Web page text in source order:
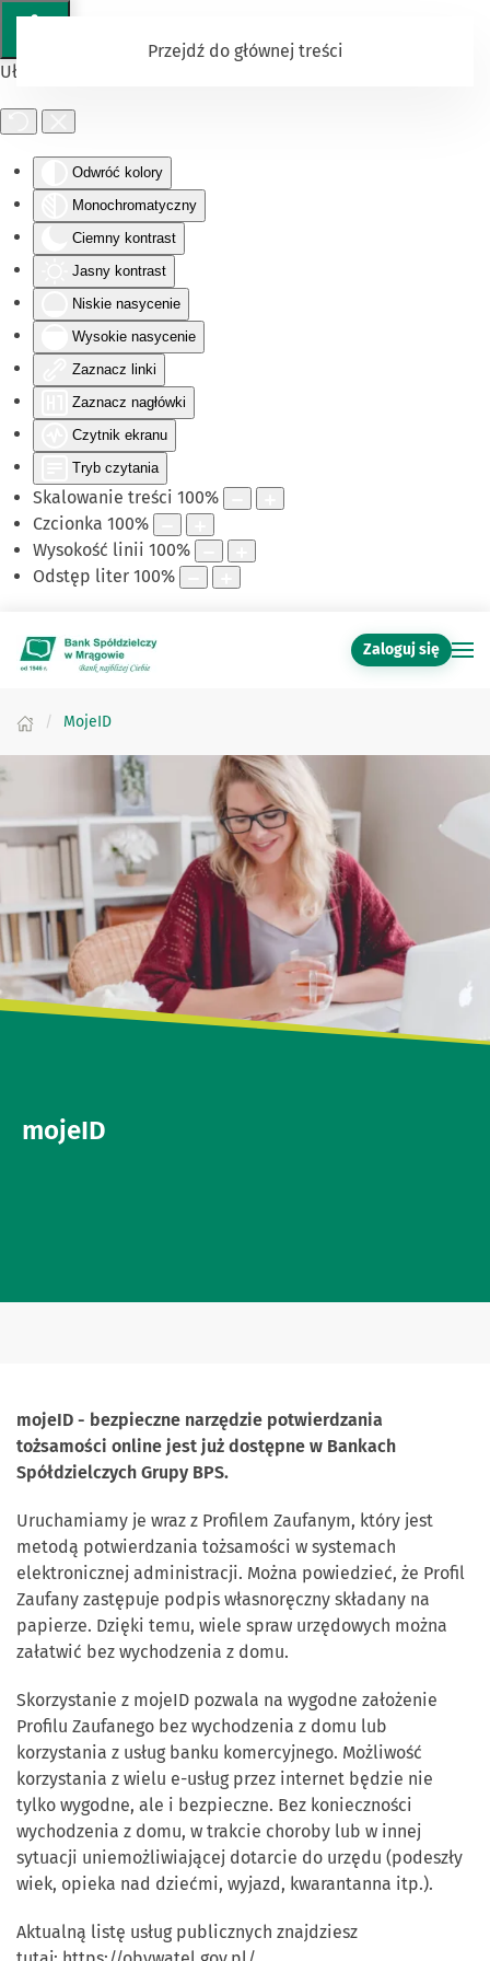
Ułatwienia dostępu
Odwróć kolory
Monochromatyczny
Ciemny kontrast
Jasny kontrast
Niskie nasycenie
Wysokie nasycenie
Zaznacz linki
Zaznacz nagłówki
Czytnik ekranu
Tryb czytania
Skalowanie treści 100%
Czcionka 100%
Wysokość linii 100%
Odstęp liter 100%
Przejdź do głównej treści
Zaloguj się
MojeID
mojeID
mojeID - bezpieczne narzędzie potwierdzania
tożsamości online jest już dostępne w Bankach
Spółdzielczych Grupy BPS.
Uruchamiamy je wraz z Profilem Zaufanym, który jest
metodą potwierdzania tożsamości w systemach
elektronicznej administracji. Można powiedzieć, że Profil
Zaufany zastępuje podpis własnoręczny składany na
papierze. Dzięki temu, wiele spraw urzędowych można
załatwić bez wychodzenia z domu.
Skorzystanie z mojeID pozwala na wygodne założenie
Profilu Zaufanego bez wychodzenia z domu lub
korzystania z usług banku komercyjnego. Możliwość
korzystania z wielu e-usług przez internet będzie nie
tylko wygodne, ale i bezpieczne. Bez konieczności
wychodzenia z domu, w trakcie choroby lub w innej
sytuacji uniemożliwiającej dotarcie do urzędu (podeszły
wiek, opieka nad dziećmi, wyjazd, kwarantanna itp.).
Aktualną listę usług publicznych znajdziesz